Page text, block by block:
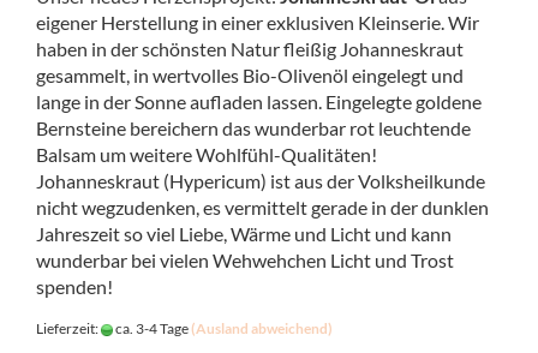
eigener Herstellung in einer exklusiven Kleinserie. Wir
haben in der schönsten Natur fleißig Johanneskraut
gesammelt, in wertvolles Bio-Olivenöl eingelegt und
lange in der Sonne aufladen lassen. Eingelegte goldene
Bernsteine bereichern das wunderbar rot leuchtende
Balsam um weitere Wohlfühl-Qualitäten!
Johanneskraut (Hypericum) ist aus der Volksheilkunde
nicht wegzudenken, es vermittelt gerade in der dunklen
Jahreszeit so viel Liebe, Wärme und Licht und kann
wunderbar bei vielen Wehwehchen Licht und Trost
spenden!
Lieferzeit: ca. 3-4 Tage(Ausland abweichend)